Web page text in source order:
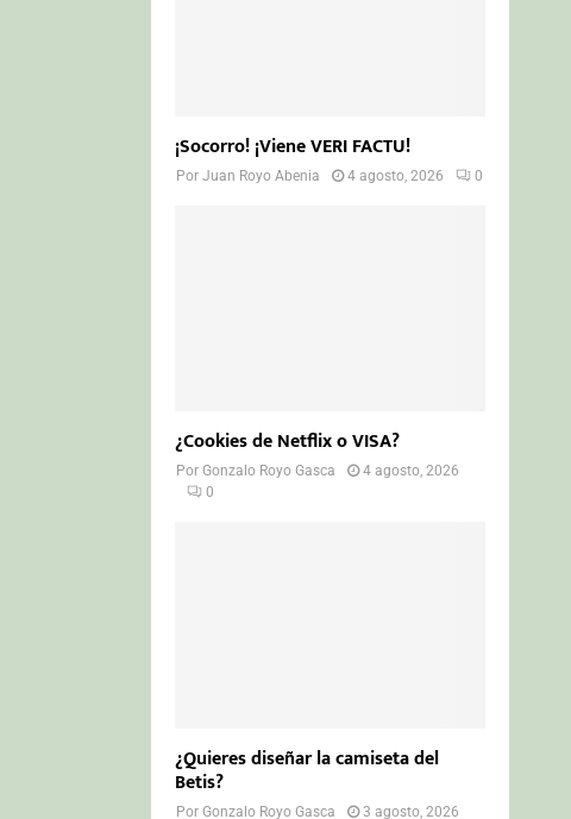
¡Socorro! ¡Viene VERI FACTU!
PorJuan Royo Abenia 4 agosto, 2026 0
¿Cookies de Netflix o VISA?
PorGonzalo Royo Gasca
4 agosto, 2026
0
¿Quieres diseñar la camiseta del
Betis?
PorGonzalo Royo Gasca 3 agosto, 2026